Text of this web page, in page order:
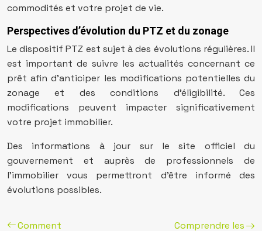
commodités et votre projet de vie.
Perspectives d’évolution du PTZ et du zonage
Le dispositif PTZ est sujet à des évolutions régulières. Il
est important de suivre les actualités concernant ce
prêt afin d’anticiper les modifications potentielles du
zonage et des conditions d’éligibilité. Ces
modifications peuvent impacter significativement
votre projet immobilier.
Des informations à jour sur le site officiel du
gouvernement et auprès de professionnels de
l’immobilier vous permettront d’être informé des
évolutions possibles.
Comment
Comprendre les